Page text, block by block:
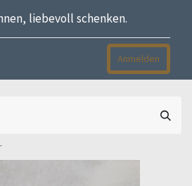
liebevoll schenken.
Anmelden